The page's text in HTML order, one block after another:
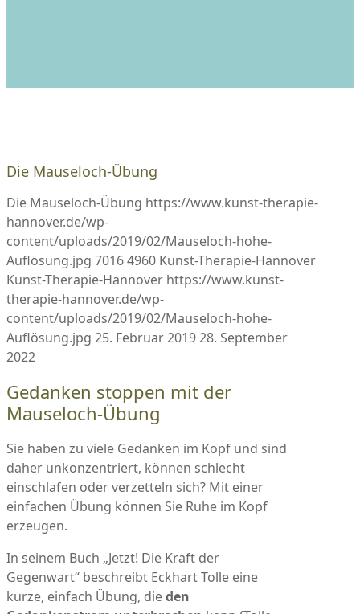
Die Mauseloch-Übung
Die Mauseloch-Übung https://www.kunst-therapie-
hannover.de/wp-
content/uploads/2019/02/Mauseloch-hohe-
Auflösung.jpg 70164960 Kunst-Therapie-Hannover
Kunst-Therapie-Hannover https://www.kunst-
therapie-hannover.de/wp-
content/uploads/2019/02/Mauseloch-hohe-
Auflösung.jpg 25. Februar 201928. September
2022
Gedanken stoppen mit der
Mauseloch-Übung
Sie haben zu viele Gedanken im Kopf und sind
daher unkonzentriert, können schlecht
einschlafen oder verzetteln sich? Mit einer
einfachen Übung können Sie Ruhe im Kopf
erzeugen.
In seinem Buch „Jetzt! Die Kraft der
Gegenwart“ beschreibt Eckhart Tolle eine
kurze, einfach Übung, dieden